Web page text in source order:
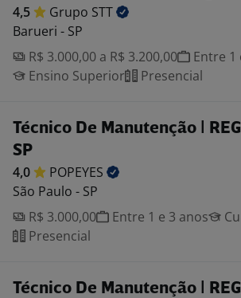
4,5 Grupo STT
Barueri - SP
R$ 3.000,00 a R$ 3.200,00
Entre 1
Ensino Superior
Presencial
Técnico De Manutenção |
SP
4,0
POPEYES
São Paulo - SP
R$ 3.000,00
Entre 1 e 3 anos
Presencial
Técnico De Manutenção |